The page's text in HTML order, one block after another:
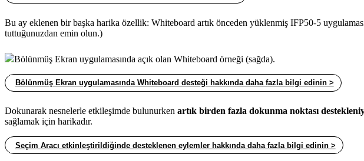
Bu ay eklenen bir başka harika özellik: Whiteboard artık önceden yüklenmiş IFP50-5
tuttuğunuzdan emin olun.)
Bölünmüş Ekran uygulamasında açık olan Whiteboard örneği (sağda).
Bölünmüş Ekran uygulamasında Whiteboard desteği hakkında daha fazla bilgi edinin >
Dokunarak nesnelerle etkileşimde bulunurken artık birden fazla dokunma noktası
sağlamak için harikadır.
Seçim Aracı etkinleştirildiğinde desteklenen eylemler hakkında daha fazla bilgi edinin >